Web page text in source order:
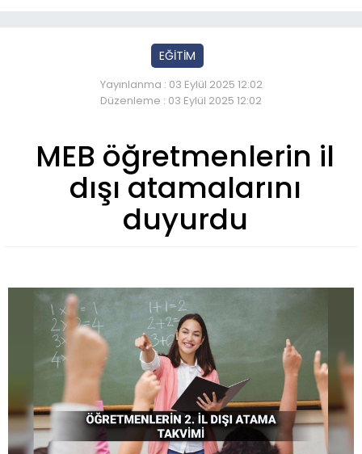
EĞİTİM
Yayınlanma : 03 Eylül 2025 12:02
Düzenleme : 03 Eylül 2025 12:02
MEB öğretmenlerin il
dışı atamalarını
duyurdu